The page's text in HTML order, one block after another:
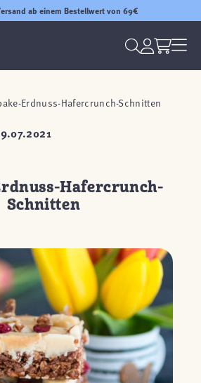
ab einem Bestellwert von 69€
Erdnuss-Hafercrunch-Schnitten
Hafercrunch-
Schnitten